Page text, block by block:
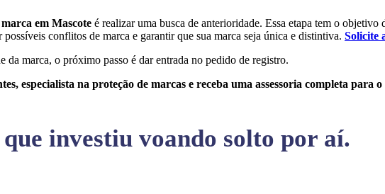
em Mascote é realizar uma busca de anterioridade. Essa etapa tem o
possíveis conflitos de marca e garantir que sua marca seja única e distintiva. Solicite
marca, o próximo passo é dar entrada no pedido de registro.
especialista na proteção de marcas e receba uma assessoria completa para
investiu voando solto por aí.